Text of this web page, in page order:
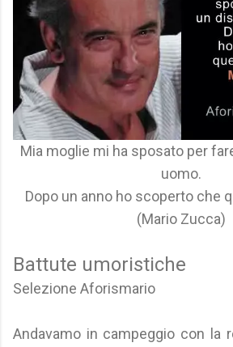
Mia moglie mi ha sposato per
uomo.
Dopo un anno ho scoperto che
(Mario Zucca)
Battute umoristiche
Selezione Aforismario
Andavamo in campeggio con la